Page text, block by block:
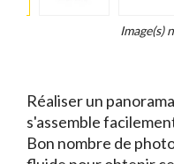
Image(s)
Réaliser un
s'assemble
Bon nombre de